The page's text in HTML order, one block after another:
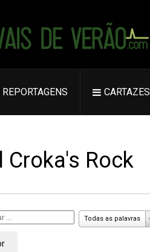
REPORTAGENS CARTAZES
Croka's Rock
Todas as palavras